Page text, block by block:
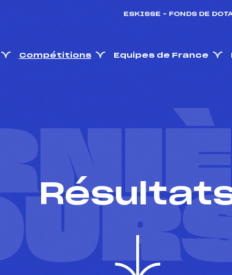
ESKISSE – FONDS DE
Compétitions Equipes de France